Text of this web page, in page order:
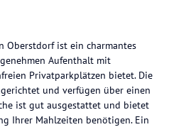
Oberstdorf ist ein charmantes
Aufenthalt mit
Privatparkplätzen bietet. Die
und verfügen über einen
ist gut ausgestattet und bietet
Ihrer Mahlzeiten benötigen. Ein